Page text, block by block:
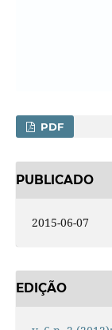
PDF
PUBLICADO
2015-06-07
EDIÇÃO